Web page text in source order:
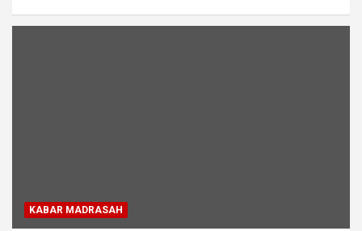
KABAR MADRASAH